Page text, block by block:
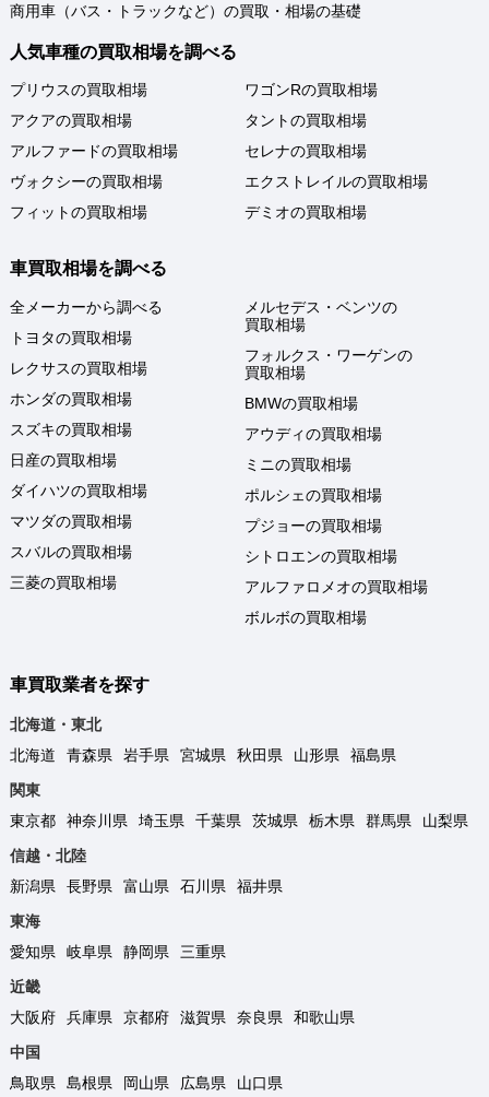
商用車（バス・トラックなど）の買取・相場の基礎
人気車種の買取相場を調べる
プリウスの買取相場
アクアの買取相場
アルファードの買取相場
ヴォクシーの買取相場
フィットの買取相場
ワゴンRの買取相場
タントの買取相場
セレナの買取相場
エクストレイルの買取相場
デミオの買取相場
車買取相場を調べる
全メーカーから調べる
トヨタの買取相場
レクサスの買取相場
ホンダの買取相場
スズキの買取相場
日産の買取相場
ダイハツの買取相場
マツダの買取相場
スバルの買取相場
三菱の買取相場
メルセデス・ベンツの
買取相場
フォルクス・ワーゲンの
買取相場
BMWの買取相場
アウディの買取相場
ミニの買取相場
ポルシェの買取相場
プジョーの買取相場
シトロエンの買取相場
アルファロメオの買取相場
ボルボの買取相場
車買取業者を探す
北海道・東北
北海道
青森県 岩手県 宮城県 秋田県 山形県
福島県
関東
東京都
神奈川県 埼玉県 千葉県 茨城県 栃木県 群馬県
山梨県
信越・北陸
新潟県
長野県 富山県 石川県
福井県
東海
愛知県
岐阜県 静岡県
三重県
近畿
大阪府
兵庫県 京都府 滋賀県 奈良県
和歌山県
中国
鳥取県
島根県 岡山県 広島県
山口県